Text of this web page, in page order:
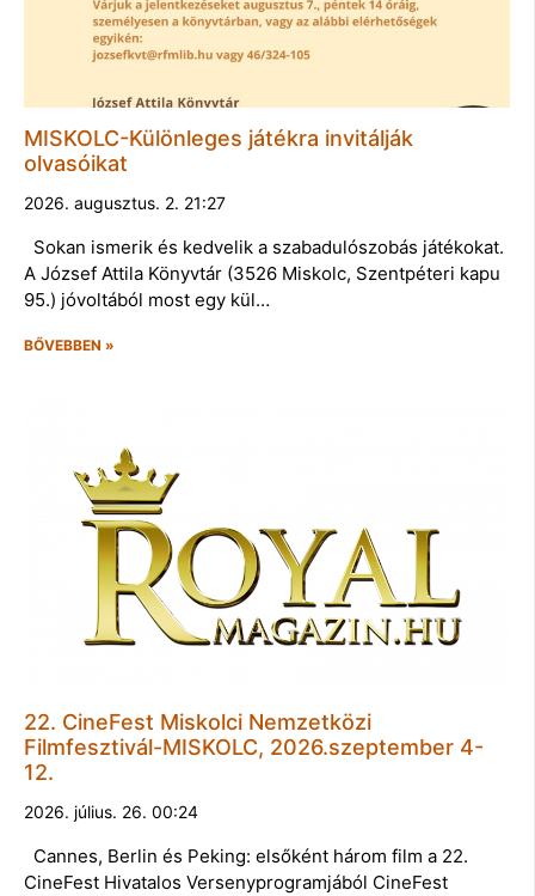
MISKOLC-Különleges játékra invitálják
olvasóikat
2026. augusztus. 2. 21:27
Sokan ismerik és kedvelik a szabadulószobás játékokat.
A József Attila Könyvtár (3526 Miskolc, Szentpéteri kapu
95.) jóvoltából most egy kül…
BŐVEBBEN »
22. CineFest Miskolci Nemzetközi
Filmfesztivál-MISKOLC, 2026.szeptember 4-
12.
2026. július. 26. 00:24
Cannes, Berlin és Peking: elsőként három film a 22.
CineFest Hivatalos Versenyprogramjából CineFest